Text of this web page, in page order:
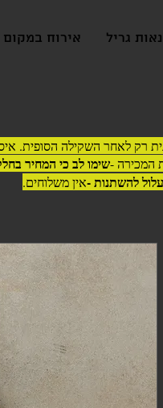
גריל אירוח במקום
רק לאחר השקילה הסופית.
המכירה -שימו לב כי המחיר
להשתנות -אין משלוחים.